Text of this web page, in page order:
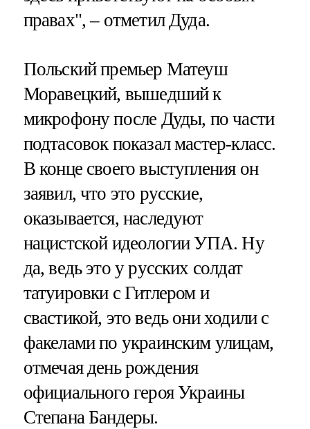
правах", – отметил Дуда.
Польский премьер Матеуш
Моравецкий, вышедший к
микрофону после Дуды, по части
подтасовок показал мастер-класс.
В конце своего выступления он
заявил, что это русские,
оказывается, наследуют
нацистской идеологии УПА. Ну
да, ведь это у русских солдат
татуировки с Гитлером и
свастикой, это ведь они ходили с
факелами по украинским улицам,
отмечая день рождения
официального героя Украины
Степана Бандеры.